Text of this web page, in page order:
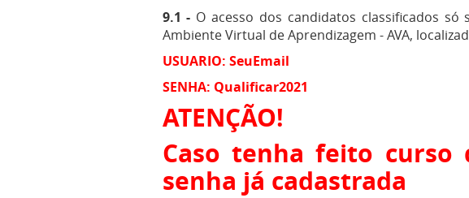
9.1 - O acesso dos candidatos classificados
Ambiente Virtual de Aprendizagem - AVA,
USUARIO: SeuEmail
SENHA: Qualificar2021
ATENÇÃO!
Caso tenha feito
senha já cadastrada